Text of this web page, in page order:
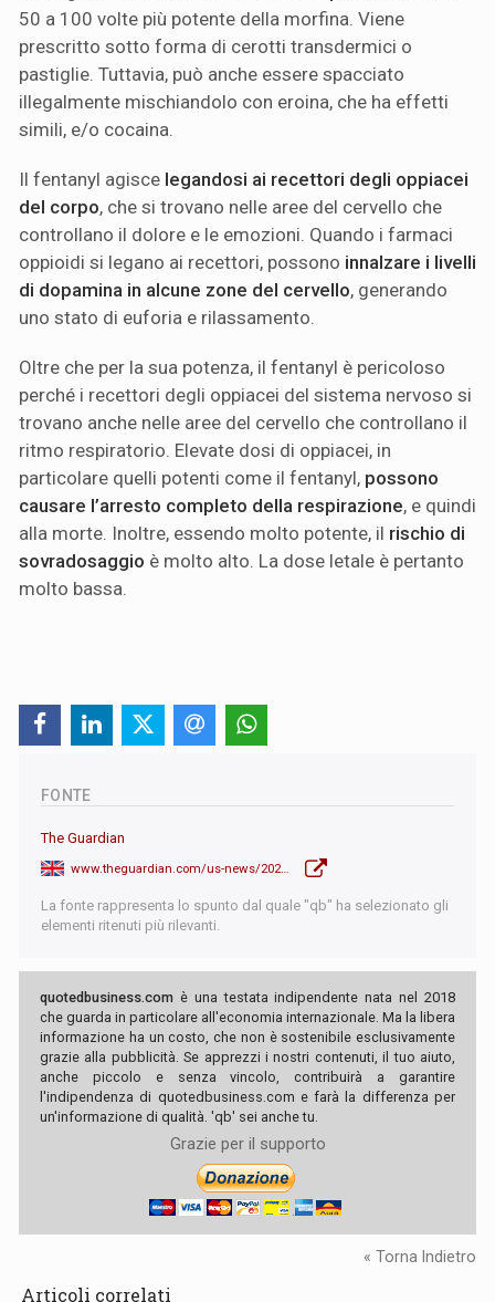
50 a 100 volte più potente della morfina. Viene
prescritto sotto forma di cerotti transdermici o
pastiglie. Tuttavia, può anche essere spacciato
illegalmente mischiandolo con eroina, che ha effetti
simili, e/o cocaina.
Il fentanyl agisce legandosi ai recettori degli oppiacei
del corpo, che si trovano nelle aree del cervello che
controllano il dolore e le emozioni. Quando i farmaci
oppioidi si legano ai recettori, possono innalzare i livelli
di dopamina in alcune zone del cervello, generando
uno stato di euforia e rilassamento.
Oltre che per la sua potenza, il fentanyl è pericoloso
perché i recettori degli oppiacei del sistema nervoso si
trovano anche nelle aree del cervello che controllano il
ritmo respiratorio. Elevate dosi di oppiacei, in
particolare quelli potenti come il fentanyl, possono
causare l’arresto completo della respirazione, e quindi
alla morte. Inoltre, essendo molto potente, il rischio di
sovradosaggio è molto alto. La dose letale è pertanto
molto bassa.
FONTE
The Guardian
La fonte rappresenta lo spunto dal quale "qb" ha selezionato gli
elementi ritenuti più rilevanti.
quotedbusiness.com è una testata indipendente nata nel 2018
che guarda in particolare all'economia internazionale. Ma la libera
informazione ha un costo, che non è sostenibile esclusivamente
grazie alla pubblicità. Se apprezzi i nostri contenuti, il tuo aiuto,
anche piccolo e senza vincolo, contribuirà a garantire
l'indipendenza di quotedbusiness.com e farà la differenza per
un'informazione di qualità. 'qb' sei anche tu.
Grazie per il supporto
« Torna Indietro
Articoli correlati